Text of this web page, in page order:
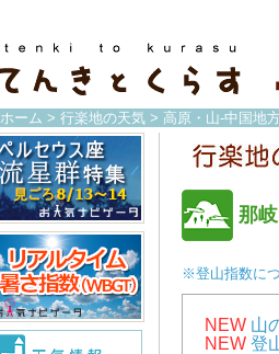
ホーム > 行楽地の天気 > 高原・山-中国地
那
※登山指数に
NEW 山
NEW 登